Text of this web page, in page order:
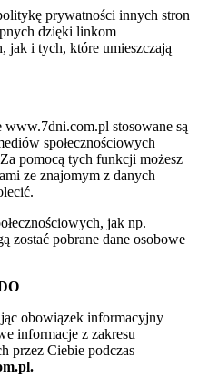
prywatności innych stron
dzięki linkom
jak i tych, które umieszczają
stosowane są
społecznościowych
pomocą tych funkcji możesz
ze znajomym z danych
jak np.
zostać pobrane dane osobowe
obowiązek informacyjny
informacje z zakresu
przez Ciebie podczas